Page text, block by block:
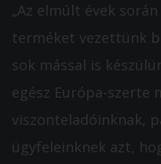
„Az elmúlt évek
terméket vezettünk
sok mással is
egész Európa-szerte
viszonteladóinknak,
ügyfeleinknek azt,